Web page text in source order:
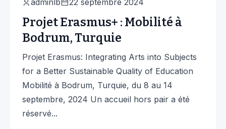
adminlb 22 septembre 2024
Projet Erasmus+ : Mobilité à
Bodrum, Turquie
Projet Erasmus: Integrating Arts into Subjects
for a Better Sustainable Quality of Education
Mobilité à Bodrum, Turquie, du 8 au 14
septembre, 2024 Un accueil hors pair a été
réservé...